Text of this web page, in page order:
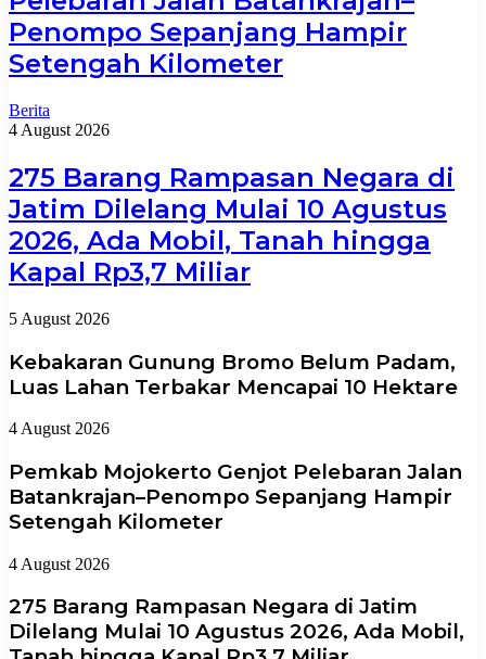
Penompo Sepanjang Hampir
Setengah Kilometer
Berita
4 August 2026
275 Barang Rampasan Negara di
Jatim Dilelang Mulai 10 Agustus
2026, Ada Mobil, Tanah hingga
Kapal Rp3,7 Miliar
5 August 2026
Kebakaran Gunung Bromo Belum Padam,
Luas Lahan Terbakar Mencapai 10 Hektare
4 August 2026
Pemkab Mojokerto Genjot Pelebaran Jalan
Batankrajan–Penompo Sepanjang Hampir
Setengah Kilometer
4 August 2026
275 Barang Rampasan Negara di Jatim
Dilelang Mulai 10 Agustus 2026, Ada Mobil,